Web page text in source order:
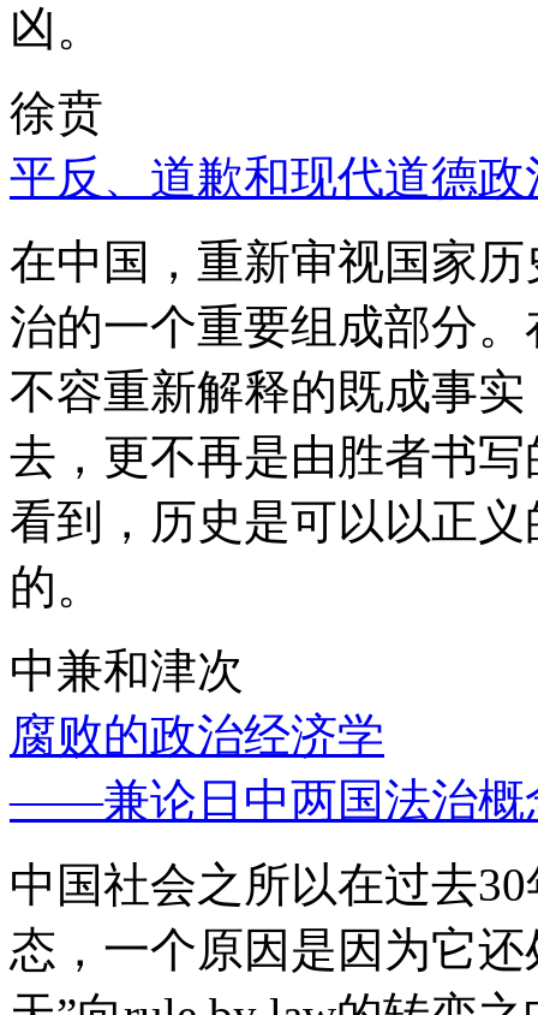
凶。
徐贲
平反、道歉和现代道德政
在中国，重新审视国家
治的一个重要组成部分
不容重新解释的既成事
去，更不再是由胜者书
看到，历史是可以以正
的。
中兼和津次
腐败的政治经济学
——兼论日中两国法治概
中国社会之所以在过去
态，一个原因是因为它